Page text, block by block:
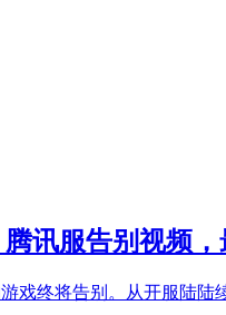
讯服告别视频
戏终将告别。从开服陆